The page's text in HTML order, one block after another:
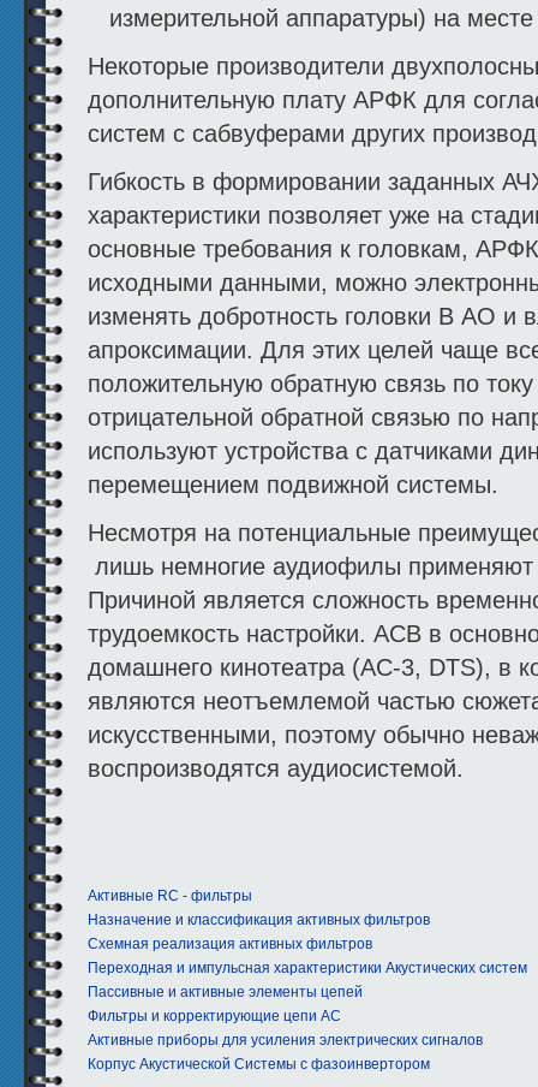
измерительной аппаратуры) на месте
Некоторые производители
дополнительную плату АРФК для
систем с сабвуферами других
Гибкость в формировании заданных
характеристики позволяет уже на
основные требования к головкам,
исходными данными, можно
изменять добротность головки В АО и
апроксимации. Для этих целей чаще
положительную обратную связь по
отрицательной обратной связью по
используют устройства с датчиками
перемещением подвижной системы.
Несмотря на потенциальные
лишь немногие аудиофилы применяют
Причиной является сложность
трудоемкость настройки. АСВ в
домашнего кинотеатра (AC-3, DTS), в
являются неотъемлемой частью
искусственными, поэтому обычно
воспроизводятся аудиосистемой.
Активные RC - фильтры
Назначение и классификация активных фильтров
Схемная реализация активных фильтров
Переходная и импульсная характеристики Акустических систем
Пассивные и активные элементы цепей
Фильтры и корректирующие цепи АС
Активные приборы для усиления электрических сигналов
Корпус Акустической Системы с фазоинвертором